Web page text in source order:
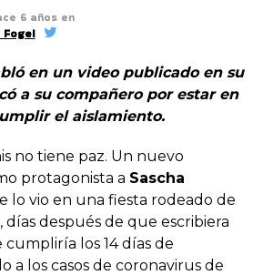
6 años en
Fogel
en un video publicado en su
a su compañero por estar en
el aislamiento.
no tiene paz. Un nuevo
protagonista a Sascha
lo vio en una fiesta rodeado de
días después de que escribiera
los 14 días de
a los casos de coronavirus de